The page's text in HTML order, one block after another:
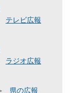
テレビ広報
ラジオ広報
県の広報